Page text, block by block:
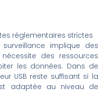
réglementaires strictes
implique des
des ressources
les données. Dans de
USB reste suffisant si la
adaptée au niveau de